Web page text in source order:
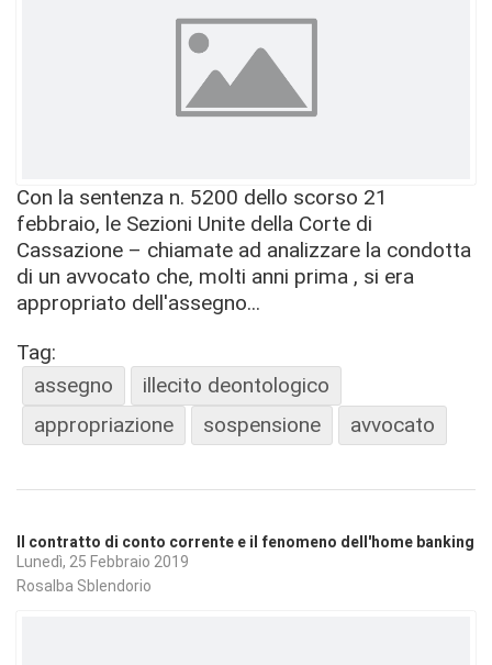
Con la sentenza n. 5200 dello scorso 21
febbraio, le Sezioni Unite della Corte di
Cassazione – chiamate ad analizzare la condotta
di un avvocato che, molti anni prima , si era
appropriato dell'assegno...
Tag:
assegno
illecito deontologico
appropriazione
sospensione avvocato
Il contratto di conto corrente e il fenomeno dell'home banking
Lunedì, 25 Febbraio 2019
Rosalba Sblendorio